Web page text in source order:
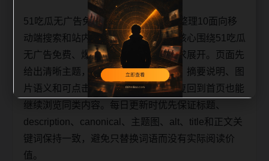
51吃瓜无广告免费爆料合集相关问题整理10面向移
动端搜索和站内连续阅读场景整理，核心围绕51吃瓜
无广告免费、爆料合集和相关长尾需求展开。页面先
给出清晰主题，再补充相关问题整理、摘要说明、图
片语义和可点击入口，让用户不用反复回到首页也能
继续浏览同类内容。每日更新时优先保证标题、
description、canonical、主题图、alt、title和正文关
键词保持一致，避免只替换词语而没有实际阅读价
值。